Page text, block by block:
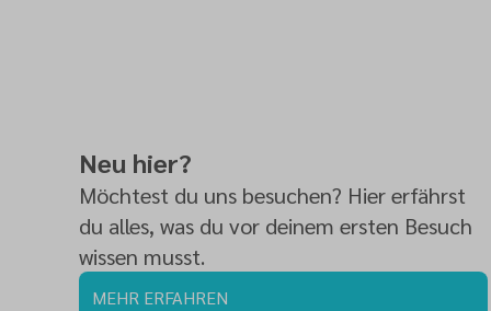
Neu hier?
Möchtest du uns besuchen? Hier erfährst
du alles, was du vor deinem ersten Besuch
wissen musst.
MEHR ERFAHREN